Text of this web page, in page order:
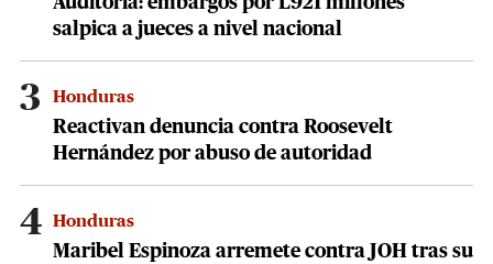
salpica a jueces a nivel nacional
3 Honduras
Reactivan denuncia contra Roosevelt
Hernández por abuso de autoridad
4 Honduras
Maribel Espinoza arremete contra JOH tras su